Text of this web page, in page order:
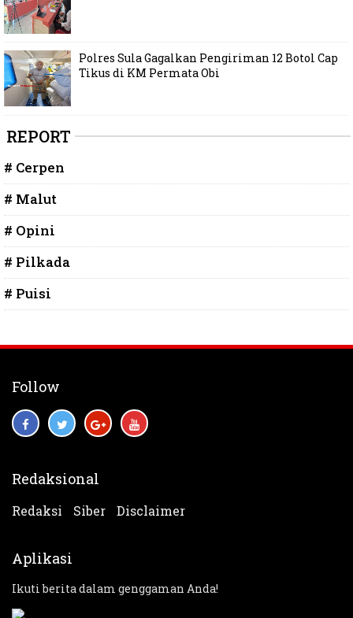
Polres Sula Gagalkan Pengiriman 12 Botol Cap
Tikus di KM Permata Obi
REPORT
# Cerpen
# Malut
# Opini
# Pilkada
# Puisi
Follow
Redaksional
Redaksi Siber Disclaimer
Aplikasi
Ikuti berita dalam genggaman Anda!